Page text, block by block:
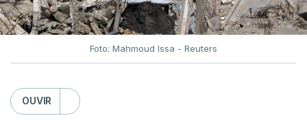
Foto: Mahmoud Issa - Reuters
OUVIR